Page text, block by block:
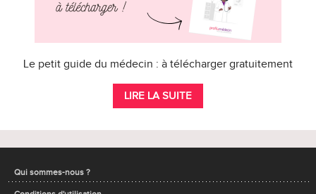
Le petit guide du médecin : à télécharger gratuitement
LIRE LA SUITE
Qui sommes-nous ?